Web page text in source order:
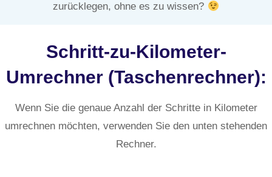
zurücklegen, ohne es zu wissen?
Schritt-zu-Kilometer-
Umrechner (Taschenrechner):
Wenn Sie die genaue Anzahl der Schritte in Kilometer
umrechnen möchten, verwenden Sie den unten stehenden
Rechner.